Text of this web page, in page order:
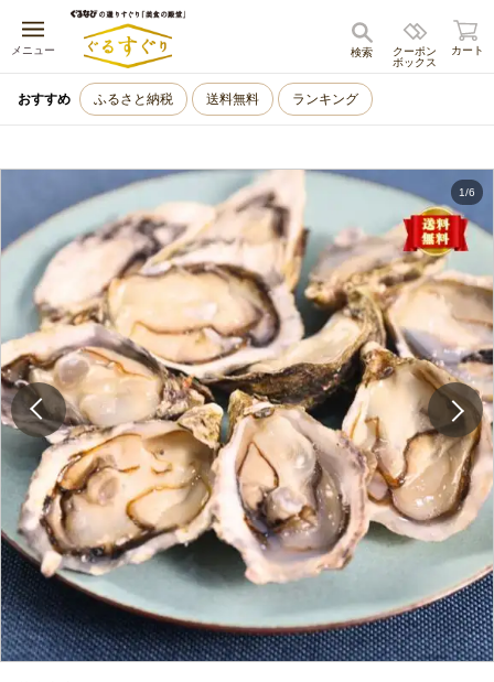
メニュー
キャンセル
クーポン
ボックス
検索 カート
おすすめ ふるさと納税 送料無料 ランキング
1/6